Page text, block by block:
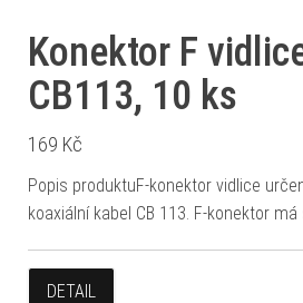
Konektor F
CB113, 10 ks
169 Kč
Popis produktuF-konektor vidlice
koaxiální kabel CB 113. F-konektor
DETAIL